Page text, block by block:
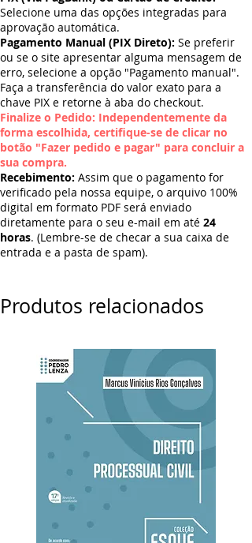
Selecione uma das opções integradas para
aprovação automática.
Pagamento Manual (PIX Direto): Se preferir
ou se o site apresentar alguma mensagem de
erro, selecione a opção "Pagamento manual".
Faça a transferência do valor exato para a
chave PIX e retorne à aba do checkout.
Finalize o Pedido: Independentemente da
forma escolhida, certifique-se de clicar no
botão "Fazer pedido e pagar" para concluir a
sua compra.
Recebimento: Assim que o pagamento for
verificado pela nossa equipe, o arquivo 100%
digital em formato PDF será enviado
diretamente para o seu e-mail em até 24
horas. (Lembre-se de checar a sua caixa de
entrada e a pasta de spam).
Produtos relacionados